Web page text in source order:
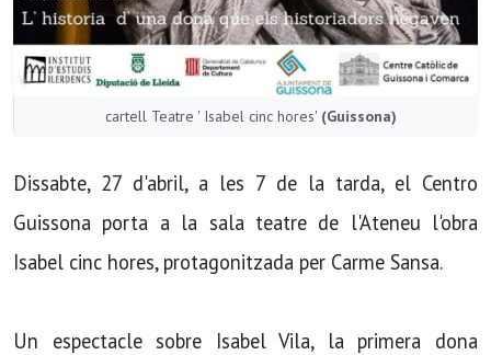
cartell Teatre ' Isabel cinc hores' (Guissona)
Dissabte, 27 d'abril, a les 7 de la tarda, el Centro
Guissona porta a la sala teatre de l'Ateneu l'obra
Isabel cinc hores, protagonitzada per Carme Sansa.
Un espectacle sobre Isabel Vila, la primera dona